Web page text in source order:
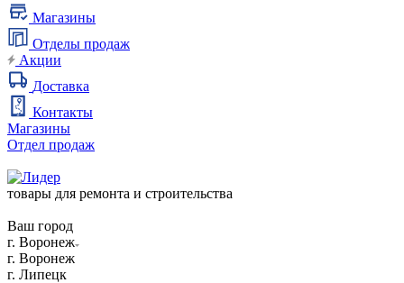
Магазины
Отделы продаж
Акции
Доставка
Контакты
Магазины
Отдел продаж
товары для ремонта и строительства
Ваш город
г. Воронеж
г. Воронеж
г. Липецк